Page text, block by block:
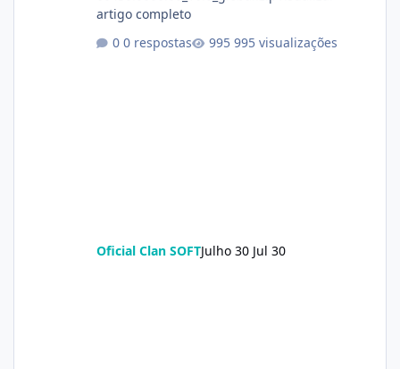
artigo completo
0 respostas
995 visualizações
Oficial Clan SOFTJulho 30 Jul 30